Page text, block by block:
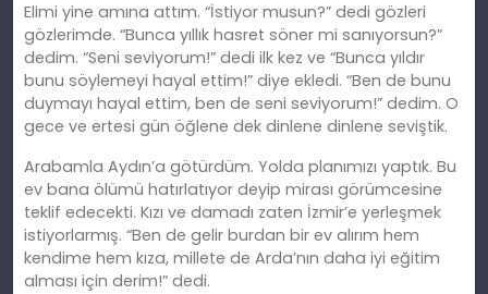
Elimi yine amına attım. “İstiyor musun?” dedi gözleri
gözlerimde. “Bunca yıllık hasret söner mi sanıyorsun?”
dedim. “Seni seviyorum!” dedi ilk kez ve “Bunca yıldır
bunu söylemeyi hayal ettim!” diye ekledi. “Ben de bunu
duymayı hayal ettim, ben de seni seviyorum!” dedim. O
gece ve ertesi gün öğlene dek dinlene dinlene seviştik.
Arabamla Aydın’a götürdüm. Yolda planımızı yaptık. Bu
ev bana ölümü hatırlatıyor deyip mirası görümcesine
teklif edecekti. Kızı ve damadı zaten İzmir’e yerleşmek
istiyorlarmış. “Ben de gelir burdan bir ev alırım hem
kendime hem kıza, millete de Arda’nın daha iyi eğitim
alması için derim!” dedi.